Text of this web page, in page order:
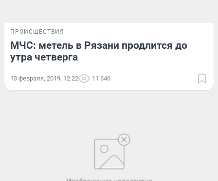
ПРОИСШЕСТВИЯ
МЧС: метель в Рязани продлится до
утра четверга
13 февраля, 2019, 12:22 11 646